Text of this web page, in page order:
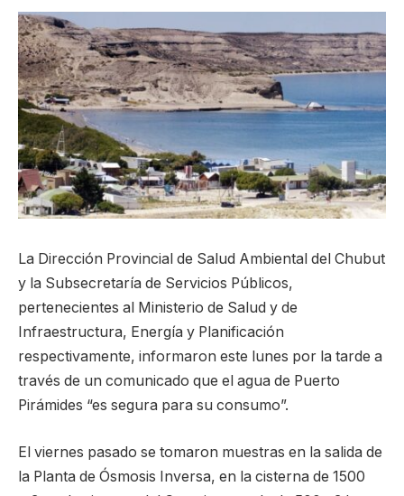
La Dirección Provincial de Salud Ambiental del Chubut
y la Subsecretaría de Servicios Públicos,
pertenecientes al Ministerio de Salud y de
Infraestructura, Energía y Planificación
respectivamente, informaron este lunes por la tarde a
través de un comunicado que el agua de Puerto
Pirámides “es segura para su consumo”.
El viernes pasado se tomaron muestras en la salida de
la Planta de Ósmosis Inversa, en la cisterna de 1500